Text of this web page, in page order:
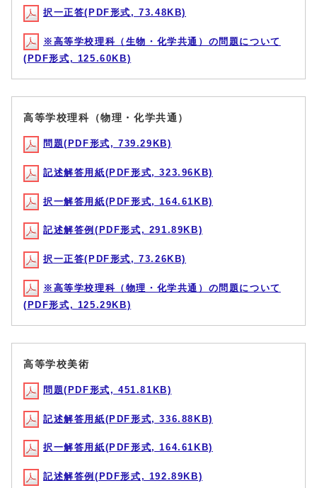
択一正答(PDF形式, 73.48KB)
※高等学校理科（生物・化学共通）の問題について
(PDF形式, 125.60KB)
高等学校理科（物理・化学共通）
問題(PDF形式, 739.29KB)
記述解答用紙(PDF形式, 323.96KB)
択一解答用紙(PDF形式, 164.61KB)
記述解答例(PDF形式, 291.89KB)
択一正答(PDF形式, 73.26KB)
※高等学校理科（物理・化学共通）の問題について
(PDF形式, 125.29KB)
高等学校美術
問題(PDF形式, 451.81KB)
記述解答用紙(PDF形式, 336.88KB)
択一解答用紙(PDF形式, 164.61KB)
記述解答例(PDF形式, 192.89KB)